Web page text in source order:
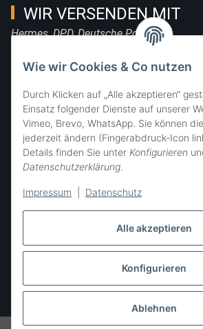
Alle akzeptieren
Konfigurieren
Ablehnen
Wie wir Cookies & Co nutzen
Durch Klicken auf „Alle akzeptieren“
Einsatz folgender Dienste auf unserer
Vimeo, Brevo, WhatsApp. Sie können
jederzeit ändern (Fingerabdruck-Icon
Details finden Sie unter Konfigurieren
Datenschutzerklärung.
Impressum Datenschutz
WIR VERSENDEN MIT
Hermes, DPD, Deutsche Post, DHL
FOLGE UNS
SIE ERREICHEN UNS
Vertrag widerrufen